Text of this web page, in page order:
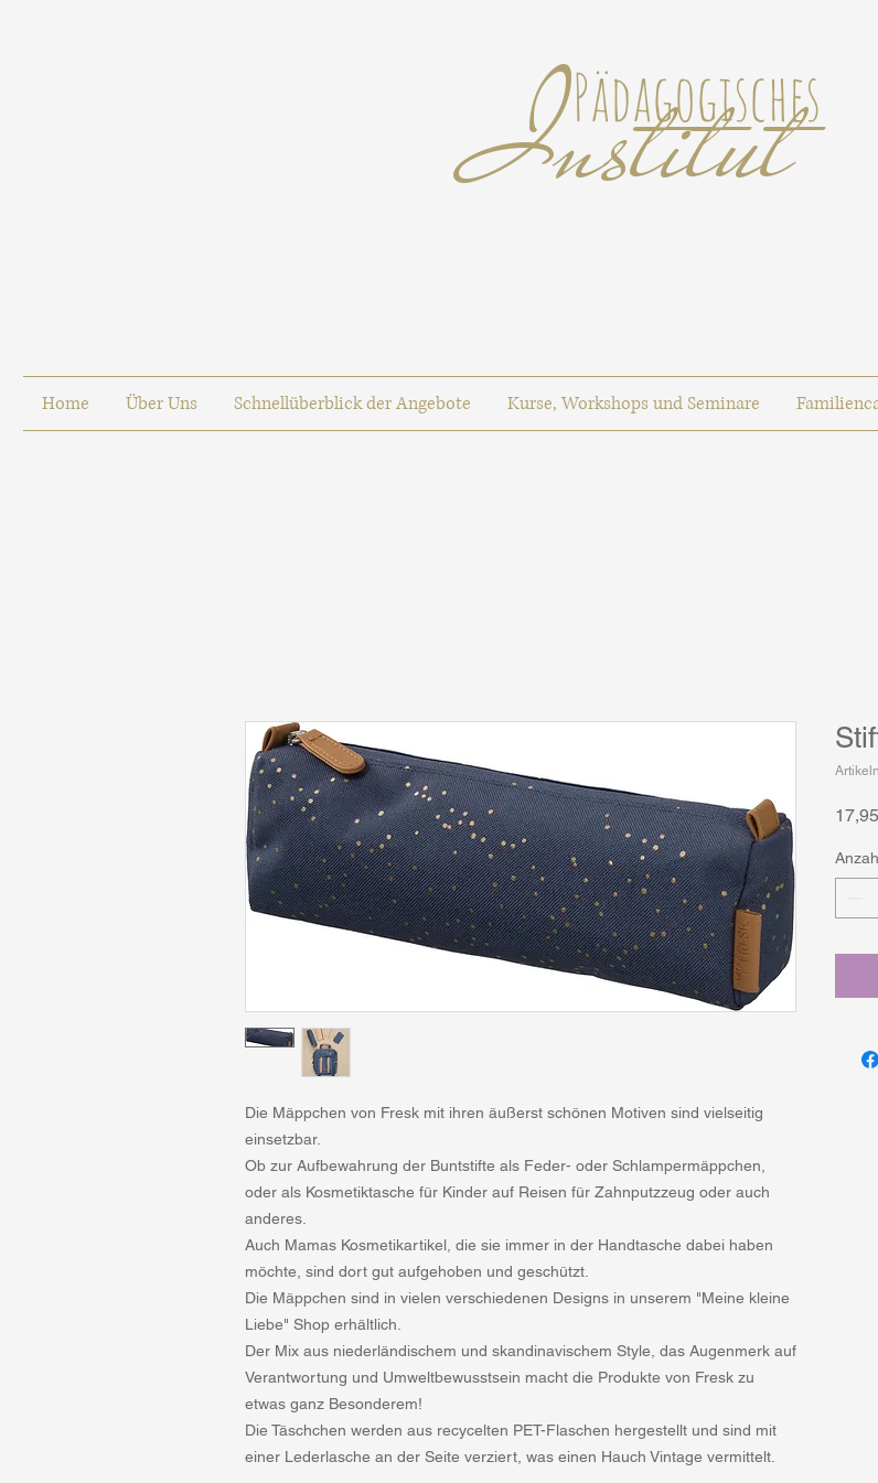
Pädagogisches
Institut
Home Über Uns Schnellüberblick der Angebote Kurse, Workshops und Seminare
Die Mäppchen von Fresk mit ihren äußerst schönen Motiven sind vielseitig
einsetzbar.
Ob zur Aufbewahrung der Buntstifte als Feder- oder Schlampermäppchen,
oder als Kosmetiktasche für Kinder auf Reisen für Zahnputzzeug oder auch
anderes.
Auch Mamas Kosmetikartikel, die sie immer in der Handtasche dabei haben
möchte, sind dort gut aufgehoben und geschützt.
Die Mäppchen sind in vielen verschiedenen Designs in unserem "Meine kleine
Liebe" Shop erhältlich.
Der Mix aus niederländischem und skandinavischem Style, das Augenmerk auf
Verantwortung und Umweltbewusstsein macht die Produkte von Fresk zu
etwas ganz Besonderem!
Die Täschchen werden aus recycelten PET-Flaschen hergestellt und sind mit
einer Lederlasche an der Seite verziert, was einen Hauch Vintage vermittelt.